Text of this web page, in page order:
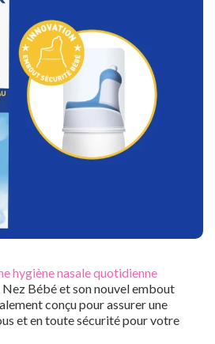
hygiène nasale quotidienne
Bébé et son nouvel embout
conçu pour assurer une
et en toute sécurité pour votre